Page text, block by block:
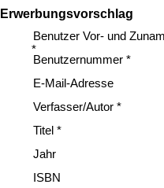
Erwerbungsvorschlag
Benutzer Vor- und
*
Benutzernummer *
E-Mail-Adresse
Verfasser/Autor *
Titel *
Jahr
ISBN